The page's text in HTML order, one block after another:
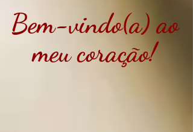
Bem-vindo(a) ao
meu coração!